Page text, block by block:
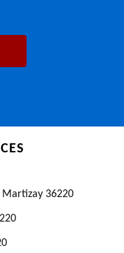
36220